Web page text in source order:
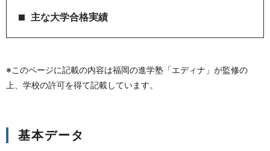
主な大学合格実績
※このページに記載の内容は福岡の進学塾「エディナ」が監修の
上、学校の許可を得て記載しています。
基本データ